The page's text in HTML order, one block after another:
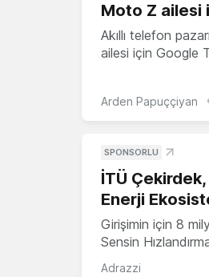
Moto Z ailesi
Akıllı telefon
ailesi için Google
Arden Papuççiyan
SPONSORLU
İTÜ
Enerji
Girişimin için 8
Sensin
Adrazzi